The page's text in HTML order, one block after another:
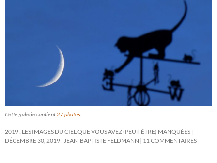
Cette galerie contient27 photos.
2019 : LES IMAGES DU CIEL QUE VOUS AVEZ (PEUT-ÊTRE) MANQUÉES
DÉCEMBRE 30, 2019 JEAN-BAPTISTE FELDMANN 11 COMMENTAIRES